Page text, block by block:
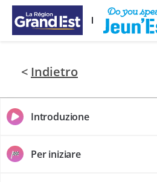
Vai ai contenuti principali
< Indietro
Introduzione
Per iniziare